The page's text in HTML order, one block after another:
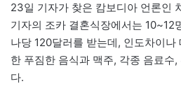
23일 기자가 찾은 캄보디아 언론인
기자의 조카 결혼식장에서는 10~12
나당 120달러를 받는데, 인도차이
한 푸짐한 음식과 맥주, 각종 음료수
다.